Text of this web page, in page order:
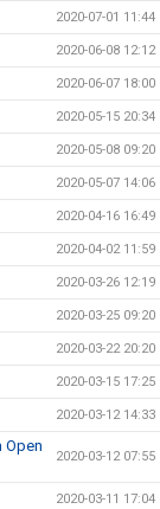
2020-07-01 11:44
2020-06-08 12:12
2020-06-07 18:00
2020-05-15 20:34
2020-05-08 09:20
2020-05-07 14:06
2020-04-16 16:49
2020-04-02 11:59
2020-03-26 12:19
2020-03-25 09:20
2020-03-22 20:20
2020-03-15 17:25
2020-03-12 14:33
Open
2020-03-12 07:55
2020-03-11 17:04